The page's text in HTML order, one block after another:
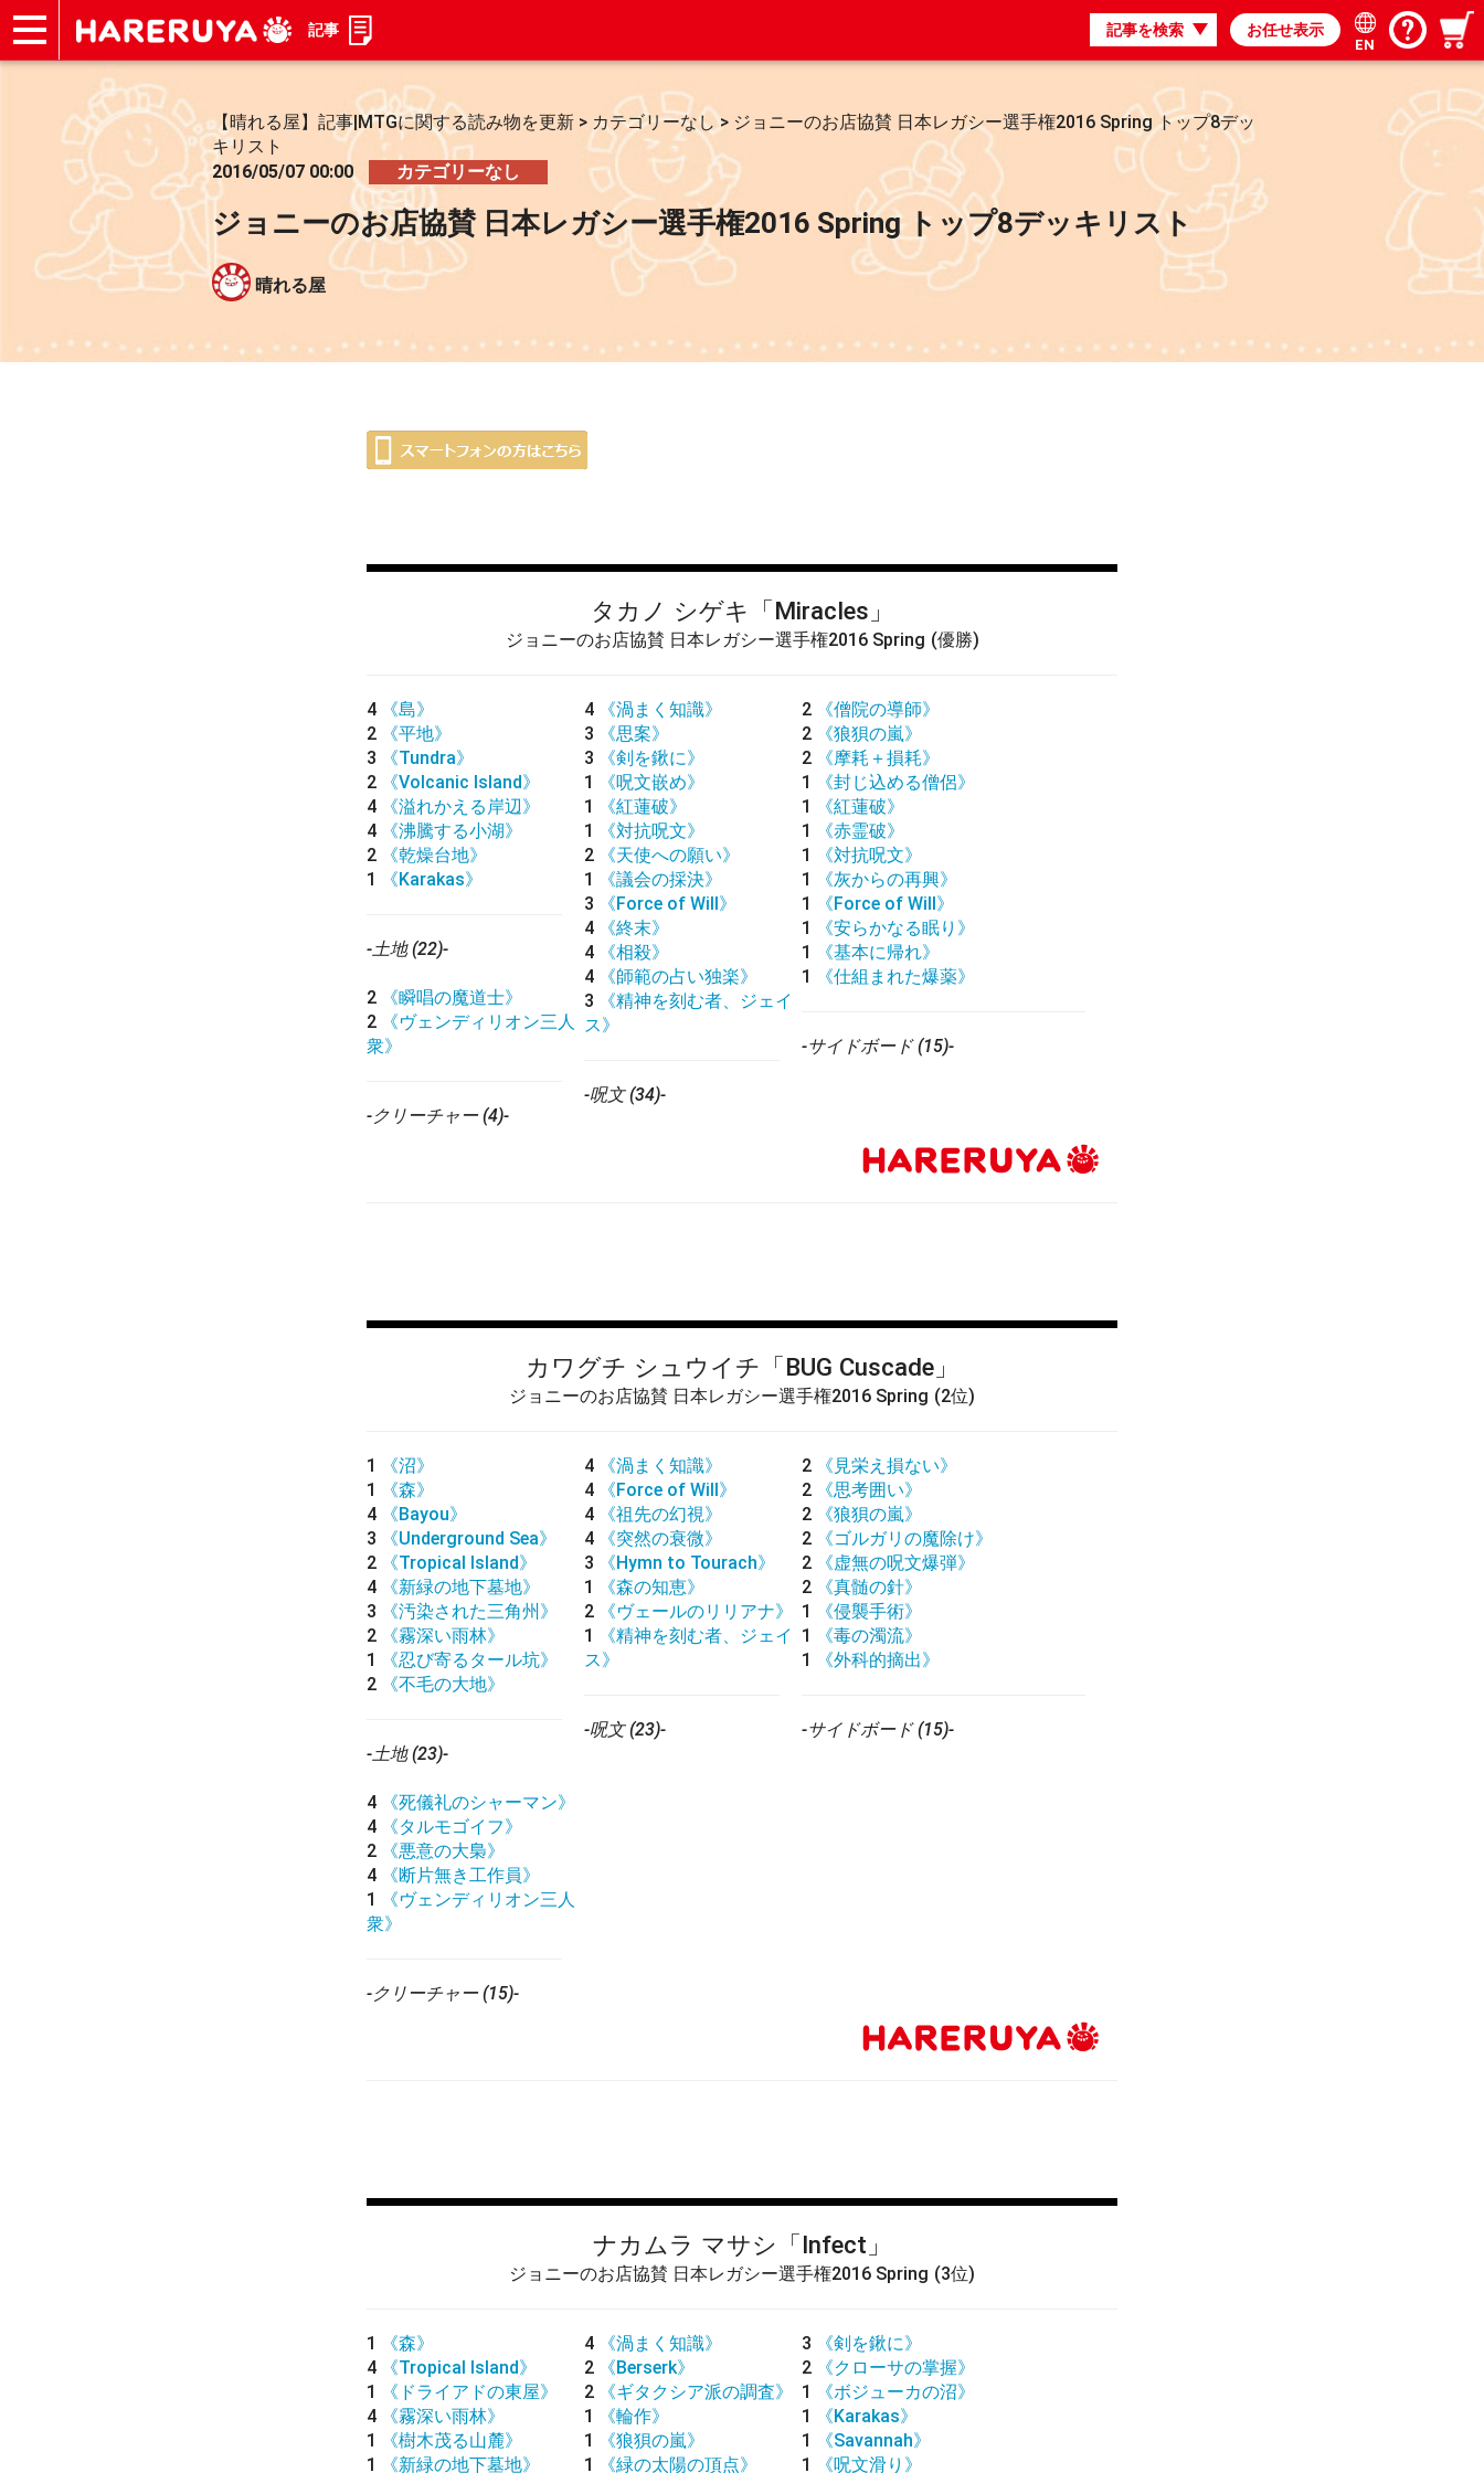
ショップ
デッキ検索
デッキ構築
選手一覧
店舗一覧
イベント
お問い合わせ
記事 記事を検索 お任せ表示
EN
【晴れる屋】記事|MTGに関する読み物を更新 > カテゴリーなし> ジョニーのお店協賛 日本レガシー選手権2016 Spring トップ8デッ
キリスト
2016/05/07 00:00
カテゴリーなし
ジョニーのお店協賛 日本レガシー選手権2016 Spring トップ8デッキリスト
晴れる屋
タカノ シゲキ 「Miracles」
ジョニーのお店協賛 日本レガシー選手権2016 Spring (優勝)
4
《島》
2
《平地》
3
《Tundra》
2
《Volcanic Island》
4
《溢れかえる岸辺》
4
《沸騰する小湖》
2
《乾燥台地》
1
《Karakas》
-土地 (22)-
2
《瞬唱の魔道士》
2
《ヴェンディリオン三人
衆》
-クリーチャー (4)-
4
《渦まく知識》
3
《思案》
3
《剣を鍬に》
1
《呪文嵌め》
1
《紅蓮破》
1
《対抗呪文》
2
《天使への願い》
1
《議会の採決》
3
《Force of Will》
4
《終末》
4
《相殺》
4
《師範の占い独楽》
3
《精神を刻む者、ジェイ
ス》
-呪文 (34)-
2
《僧院の導師》
2
《狼狽の嵐》
2
《摩耗＋損耗》
1
《封じ込める僧侶》
1
《紅蓮破》
1
《赤霊破》
1
《対抗呪文》
1
《灰からの再興》
1
《Force of Will》
1
《安らかなる眠り》
1
《基本に帰れ》
1
《仕組まれた爆薬》
-サイドボード (15)-
カワグチ シュウイチ 「BUG Cuscade」
ジョニーのお店協賛 日本レガシー選手権2016 Spring (2位)
1
《沼》
1
《森》
4
《Bayou》
3
《Underground Sea》
2
《Tropical Island》
4
《新緑の地下墓地》
3
《汚染された三角州》
2
《霧深い雨林》
1
《忍び寄るタール坑》
2
《不毛の大地》
-土地 (23)-
4
《死儀礼のシャーマン》
4
《タルモゴイフ》
2
《悪意の大梟》
4
《断片無き工作員》
1
《ヴェンディリオン三人
衆》
-クリーチャー (15)-
4
《渦まく知識》
4
《Force of Will》
4
《祖先の幻視》
4
《突然の衰微》
3
《Hymn to Tourach》
1
《森の知恵》
2
《ヴェールのリリアナ》
1
《精神を刻む者、ジェイ
ス》
-呪文 (23)-
2
《見栄え損ない》
2
《思考囲い》
2
《狼狽の嵐》
2
《ゴルガリの魔除け》
2
《虚無の呪文爆弾》
2
《真髄の針》
1
《侵襲手術》
1
《毒の濁流》
1
《外科的摘出》
-サイドボード (15)-
ナカムラ マサシ 「Infect」
ジョニーのお店協賛 日本レガシー選手権2016 Spring (3位)
1
《森》
4
《Tropical Island》
1
《ドライアドの東屋》
4
《霧深い雨林》
1
《樹木茂る山麓》
1
《新緑の地下墓地》
4
《渦まく知識》
2
《Berserk》
2
《ギタクシア派の調査》
1
《輪作》
1
《狼狽の嵐》
1
《緑の太陽の頂点》
3
《剣を鍬に》
2
《クローサの掌握》
1
《ボジューカの沼》
1
《Karakas》
1
《Savannah》
1
《呪文滑り》